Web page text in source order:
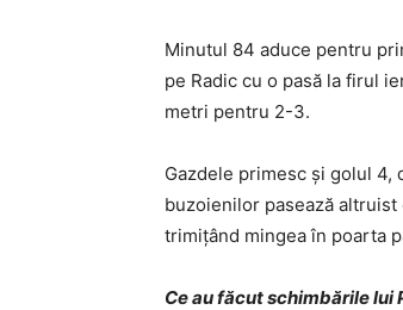
Minutul 84 aduce pentru
pe Radic cu o pasă la firul
metri pentru 2-3.
Gazdele primesc şi golul 4,
buzoienilor pasează
trimiţând mingea în poarta
Ce au făcut schimbările lui